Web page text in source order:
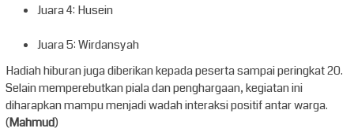
Juara 4: Husein
Juara 5: Wirdansyah
Hadiah hiburan juga diberikan kepada peserta sampai peringkat 20.
Selain memperebutkan piala dan penghargaan, kegiatan ini
diharapkan mampu menjadi wadah interaksi positif antar warga.
(Mahmud)